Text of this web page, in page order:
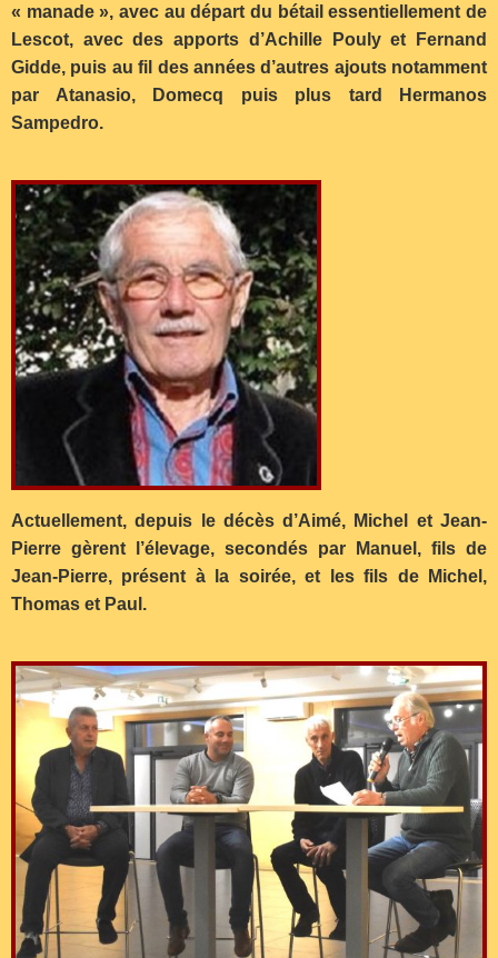
« manade », avec au départ du bétail essentiellement de
Lescot, avec des apports d’Achille Pouly et Fernand
Gidde, puis au fil des années d’autres ajouts notamment
par Atanasio, Domecq puis plus tard Hermanos
Sampedro.
Actuellement, depuis le décès d’Aimé, Michel et Jean-
Pierre gèrent l’élevage, secondés par Manuel, fils de
Jean-Pierre, présent à la soirée, et les fils de Michel,
Thomas et Paul.